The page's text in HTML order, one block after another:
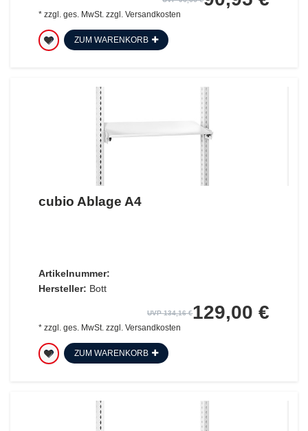
* zzgl. ges. MwSt. zzgl. Versandkosten
ZUM WARENKORB
cubio Ablage A4
Artikelnummer:
Hersteller: Bott
UVP 134,16 €129,00 €
* zzgl. ges. MwSt.zzgl. Versandkosten
ZUM WARENKORB